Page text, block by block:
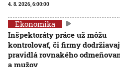
4. 8. 2026, 6:00:00
Ekonomika
Inšpektoráty práce už môžu
kontrolovať, či firmy
pravidlá rovnakého
a mužov